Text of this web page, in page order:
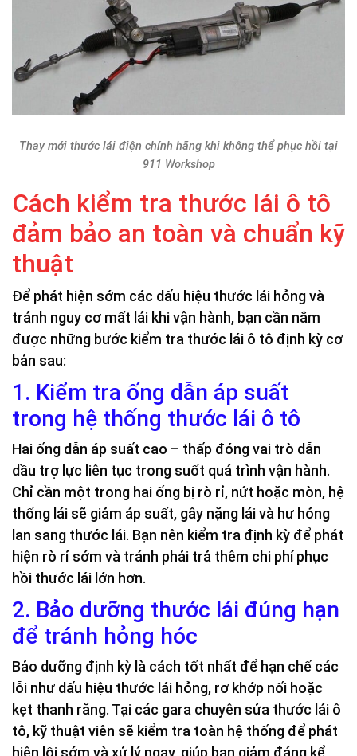
Thay mới thước lái điện chính hãng khi không thể phục hồi tại
911 Workshop
Cách kiểm tra thước lái ô tô
đảm bảo an toàn và chuẩn kỹ
thuật
Để phát hiện sớm các dấu hiệu thước lái hỏng và
tránh nguy cơ mất lái khi vận hành, bạn cần nắm
được những bước kiểm tra thước lái ô tô định kỳ cơ
bản sau:
1. Kiểm tra ống dẫn áp suất
trong hệ thống thước lái ô tô
Hai ống dẫn áp suất cao – thấp đóng vai trò dẫn
dầu trợ lực liên tục trong suốt quá trình vận hành.
Chỉ cần một trong hai ống bị rò rỉ, nứt hoặc mòn, hệ
thống lái sẽ giảm áp suất, gây nặng lái và hư hỏng
lan sang thước lái. Bạn nên kiểm tra định kỳ để phát
hiện rò rỉ sớm và tránh phải trả thêm chi phí phục
hồi thước lái lớn hơn.
2. Bảo dưỡng thước lái đúng hạn
để tránh hỏng hóc
Bảo dưỡng định kỳ là cách tốt nhất để hạn chế các
lỗi như dấu hiệu thước lái hỏng, rơ khớp nối hoặc
kẹt thanh răng. Tại các gara chuyên sửa thước lái ô
tô, kỹ thuật viên sẽ kiểm tra toàn hệ thống để phát
hiện lỗi sớm và xử lý ngay, giúp bạn giảm đáng kể